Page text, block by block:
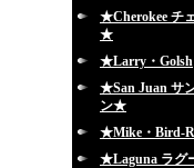
★Cherokee チ
★
★Larry・Golsh
★San Juan サ
ン★
★Mike・Bird-
★Laguna ラグ